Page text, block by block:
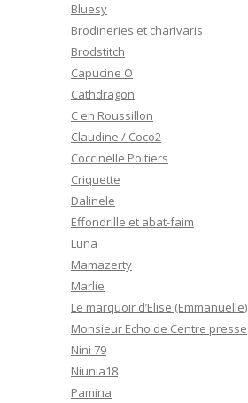
Bluesy
Brodineries et charivaris
Brodstitch
Capucine O
Cathdragon
C en Roussillon
Claudine / Coco2
Coccinelle Poitiers
Criquette
Dalinele
Effondrille et abat-faim
Luna
Mamazerty
Marlie
Le marquoir d’Elise (Emmanuelle)
Monsieur Echo de Centre presse
Nini 79
Niunia18
Pamina